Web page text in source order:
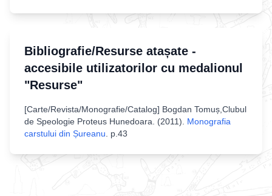
Bibliografie/Resurse atașate -
accesibile utilizatorilor cu medalionul
"Resurse"
[Carte/Revista/Monografie/Catalog] Bogdan Tomuș,Clubul
de Speologie Proteus Hunedoara . (2011). Monografia
carstului din Șureanu
p.43